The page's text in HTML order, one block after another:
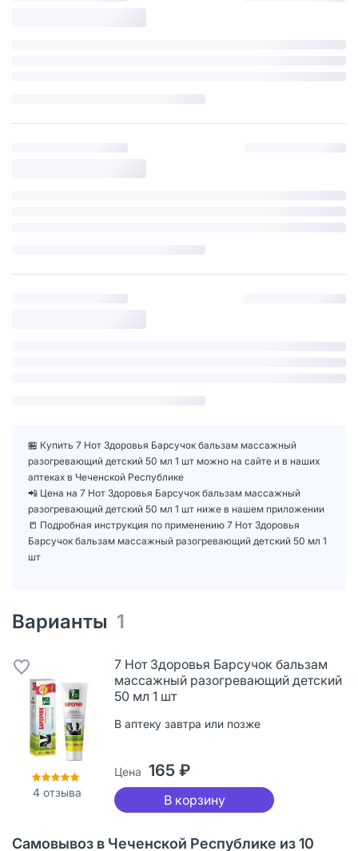
🏪 Купить 7 Нот Здоровья Барсучок бальзам массажный
разогревающий детский 50 мл 1 шт можно на сайте и в наших
аптеках в Чеченской Республике
📲 Цена на 7 Нот Здоровья Барсучок бальзам массажный
разогревающий детский 50 мл 1 шт ниже в нашем приложении
📒 Подробная инструкция по применению 7 Нот Здоровья
Барсучок бальзам массажный разогревающий детский 50 мл 1
шт
Варианты 1
4отзыва
7 Нот Здоровья Барсучок бальзам
массажный разогревающий детский
50 мл 1 шт
В аптеку завтра или позже
Цена 165 ₽
В корзину
Самовывоз в Чеченской Республике из 10